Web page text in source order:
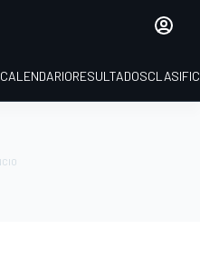
CALENDARIORESULTADOS